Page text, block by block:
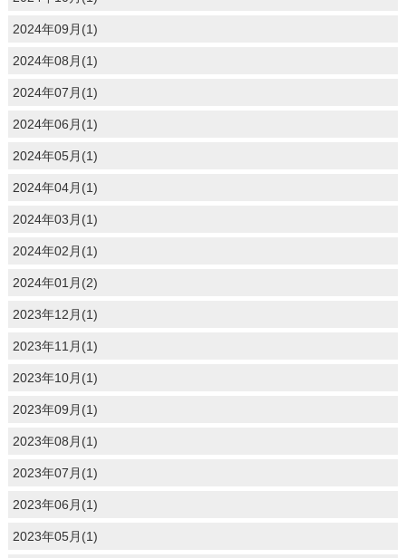
2024年09月(1)
2024年08月(1)
2024年07月(1)
2024年06月(1)
2024年05月(1)
2024年04月(1)
2024年03月(1)
2024年02月(1)
2024年01月(2)
2023年12月(1)
2023年11月(1)
2023年10月(1)
2023年09月(1)
2023年08月(1)
2023年07月(1)
2023年06月(1)
2023年05月(1)